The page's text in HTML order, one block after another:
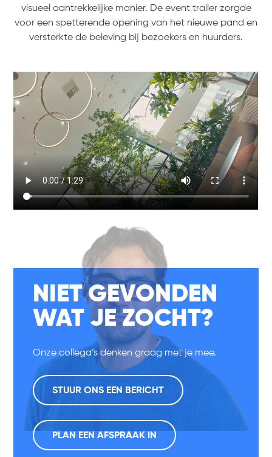
visueel aantrekkelijke manier. De event trailer zorgde
voor een spetterende opening van het nieuwe pand en
versterkte de beleving bij bezoekers en huurders.
NIET GEVONDEN
WAT JE ZOCHT?
Onze collega’s denken graag met je mee.
STUUR ONS EEN BERICHT
PLAN EEN AFSPRAAK IN